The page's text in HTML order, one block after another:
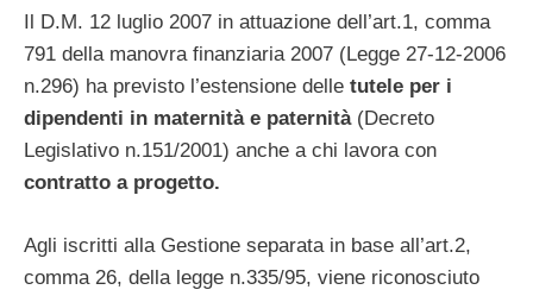
Il D.M. 12 luglio 2007 in attuazione dell’art.1, comma
791 della manovra finanziaria 2007 (Legge 27-12-2006
n.296) ha previsto l’estensione delle tutele per i
dipendenti in maternità e paternità (Decreto
Legislativo n.151/2001) anche a chi lavora con
contratto a progetto.
Agli iscritti alla Gestione separata in base all’art.2,
comma 26, della legge n.335/95, viene riconosciuto